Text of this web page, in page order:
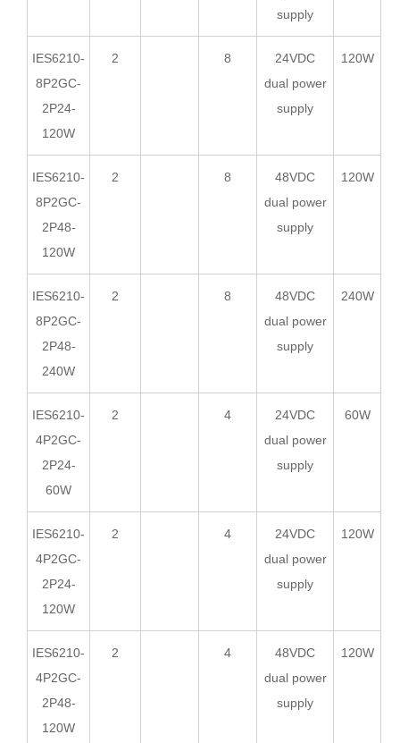
supply
IES6210-
8P2GC-
2P24-
120W
2 8
24VDC
dual power
supply
120W
IES6210-
8P2GC-
2P48-
120W
2 8
48VDC
dual power
supply
120W
IES6210-
8P2GC-
2P48-
240W
2 8
48VDC
dual power
supply
240W
IES6210-
4P2GC-
2P24-
60W
2 4
24VDC
dual power
supply
60W
IES6210-
4P2GC-
2P24-
120W
2 4
24VDC
dual power
supply
120W
IES6210-
4P2GC-
2P48-
120W
2 4
48VDC
dual power
supply
120W